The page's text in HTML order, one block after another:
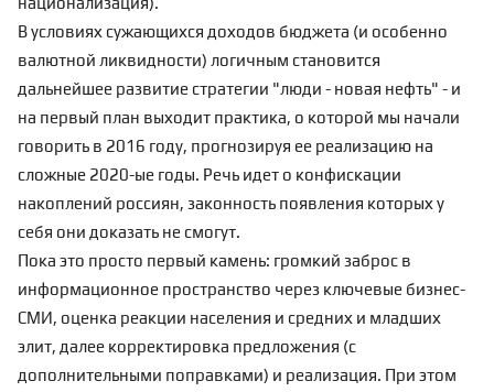
В условиях сужающихся доходов бюджета (и особенно
валютной ликвидности) логичным становится
дальнейшее развитие стратегии "люди - новая нефть" - и
на первый план выходит практика, о которой мы начали
говорить в 2016 году, прогнозируя ее реализацию на
сложные 2020-ые годы. Речь идет о конфискации
накоплений россиян, законность появления которых у
себя они доказать не смогут.
Пока это просто первый камень: громкий заброс в
информационное пространство через ключевые бизнес-
СМИ, оценка реакции населения и средних и младших
элит, далее корректировка предложения (с
дополнительными поправками) и реализация. При этом